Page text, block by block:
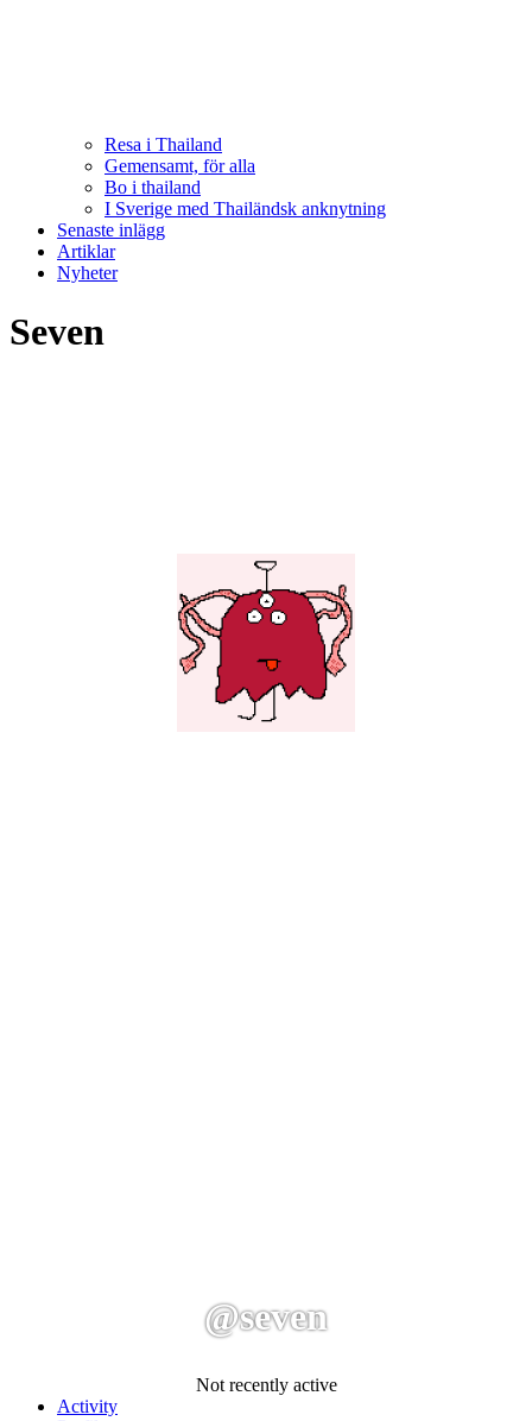
Resa i Thailand
Gemensamt, för alla
Bo i thailand
I Sverige med Thailändsk anknytning
Senaste inlägg
Artiklar
Nyheter
Seven
@seven
Not recently active
Activity